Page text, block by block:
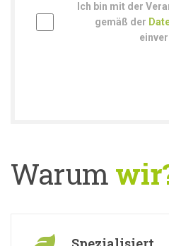
Ich bin mit der
gemäß der
Warum